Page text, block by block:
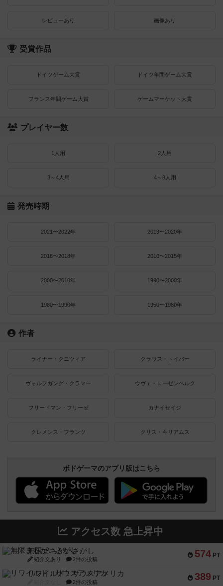
レビューあり 画像あり
受賞作品
ドイツゲーム大賞 ドイツ年間ゲーム大賞
フランス年間ゲーム大賞 ゲームマーケット大賞
プレイヤー数
1人用 2人用
3～4人用 4～8人用
発売時期
2021〜2022年 2019〜2020年
2016〜2018年 2010〜2015年
2000〜2010年 1990〜2000年
1980〜1990年 1950〜1980年
作者
ライナー・クニツィア クラウス・トイバー
ヴォルフガング・クラマー ウヴェ・ローゼンベルク
フリードマン・フリーゼ カナイセイジ
クレメンス・フランツ クリス・キリアムス
ボドゲーマのアプリ版はこちら
アクセス数 急上昇中
574 PT
無限まちがいさがし
紹介文あり 2件の投稿
389 PT
リワイルド：サウスアメリカ
2件の投稿